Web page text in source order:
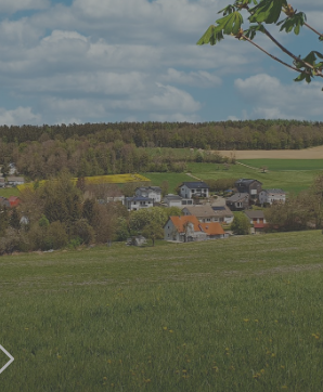
Weiter